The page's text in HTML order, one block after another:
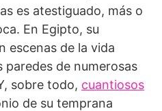
es atestiguado, más o
En Egipto, su
escenas de la vida
paredes de numerosas
sobre todo, cuantiosos
de su temprana